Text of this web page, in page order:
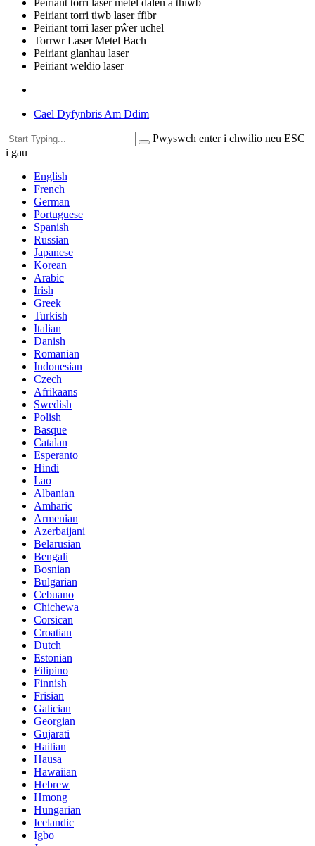
Peiriant torri laser metel dalen a thiwb
Peiriant torri tiwb laser ffibr
Peiriant torri laser pŵer uchel
Torrwr Laser Metel Bach
Peiriant glanhau laser
Peiriant weldio laser
Cael Dyfynbris Am Ddim
Pwyswch enter i chwilio neu ESC
i gau
English
French
German
Portuguese
Spanish
Russian
Japanese
Korean
Arabic
Irish
Greek
Turkish
Italian
Danish
Romanian
Indonesian
Czech
Afrikaans
Swedish
Polish
Basque
Catalan
Esperanto
Hindi
Lao
Albanian
Amharic
Armenian
Azerbaijani
Belarusian
Bengali
Bosnian
Bulgarian
Cebuano
Chichewa
Corsican
Croatian
Dutch
Estonian
Filipino
Finnish
Frisian
Galician
Georgian
Gujarati
Haitian
Hausa
Hawaiian
Hebrew
Hmong
Hungarian
Icelandic
Igbo